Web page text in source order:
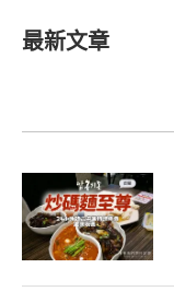
最新文章